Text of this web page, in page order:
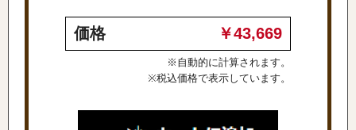
価格 ￥43,669
※自動的に計算されます。
※税込価格で表示しています。